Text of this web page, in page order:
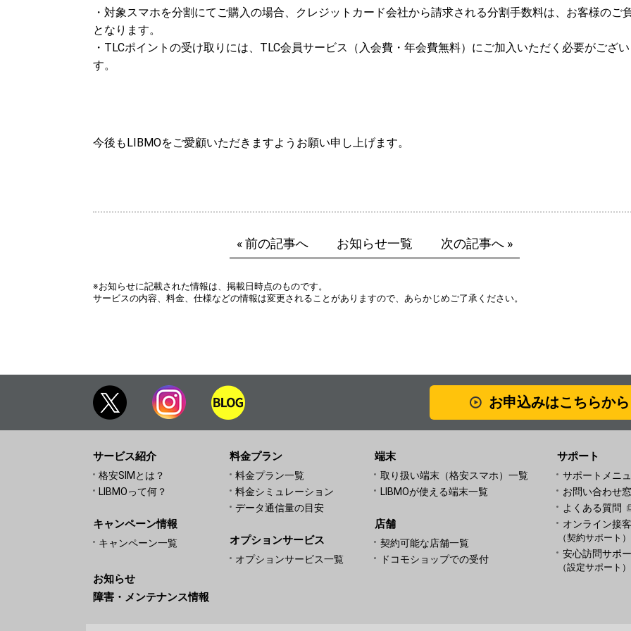
・対象スマホを分割にてご購入の場合、クレジットカード会社から請求される分割手数料は、お客様のご
となります。
・TLCポイントの受け取りには、TLC会員サービス（入会費・年会費無料）にご加入いただく必要がござい
す。
今後もLIBMOをご愛顧いただきますようお願い申し上げます。
« 前の記事へ お知らせ一覧 次の記事へ »
※お知らせに記載された情報は、掲載日時点のものです。
サービスの内容、料金、仕様などの情報は変更されることがありますので、あらかじめご了承ください。
お申込みはこちらから
サービス紹介
格安SIMとは？
LIBMOって何？
キャンペーン情報
キャンペーン一覧
料金プラン
料金プラン一覧
料金シミュレーション
データ通信量の目安
オプションサービス
オプションサービス一覧
端末
取り扱い端末（格安スマホ）一覧
LIBMOが使える端末一覧
店舗
契約可能な店舗一覧
ドコモショップでの受付
サポート
サポートメニ
お問い合わせ
よくある質問
オンライン接
（契約サポート）
安心訪問サポ
（設定サポート）
お知らせ
障害・メンテナンス情報